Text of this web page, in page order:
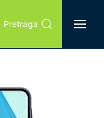
Pretraga